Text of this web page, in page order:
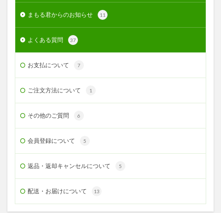
まもる君からのお知らせ 11
よくある質問 37
お支払について 7
ご注文方法について 1
その他のご質問 6
会員登録について 5
返品・返却キャンセルについて 5
配送・お届けについて 13